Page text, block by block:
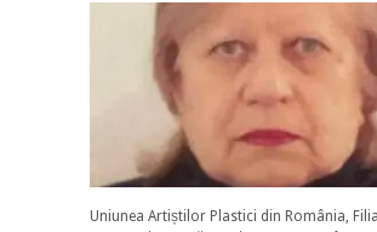
Uniunea Artiștilor Plastici din România,